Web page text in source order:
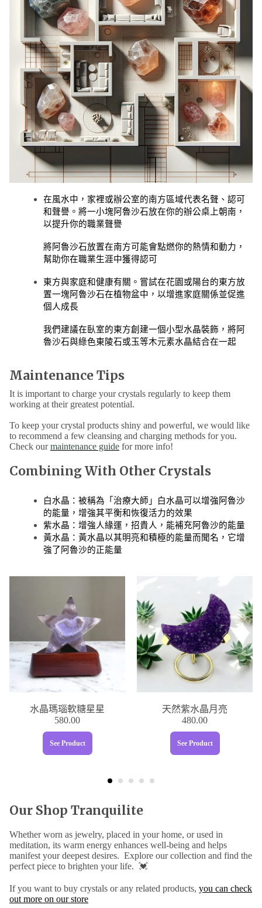
在風水中，家裡或辦公室的南方區域代表名聲、認可
和聲譽。將一小塊阿魯沙石放在你的辦公桌上朝南，
以提升你的職業聲譽
將阿魯沙石放置在南方可能會點燃你的熱情和動力，
幫助你在職業生涯中獲得認可
東方與家庭和健康有關。嘗試在花園或陽台的東方放
置一塊阿魯沙石在植物盆中，以增進家庭關係並促進
個人成長
我們建議在臥室的東方創建一個小型水晶裝飾，將阿
魯沙石與綠色東陵石或玉等木元素水晶結合在一起
Maintenance Tips
It is important to charge your crystals regularly to keep them
working at their greatest potential.
To keep your crystal products shiny and powerful, we would like
to recommend a few cleansing and charging methods for you.
Check our maintenance guide for more info!
Combining With Other Crystals
白水晶：被稱為「治療大師」白水晶可以增強阿魯沙
的能量，增強其平衡和恢復活力的效果
紫水晶：增強人緣運，招貴人，能補充阿魯沙的能量
黃水晶：黃水晶以其明亮和積極的能量而聞名，它增
強了阿魯沙的正能量
水晶瑪瑙軟糖星星
580.00
See Product
天然紫水晶月亮
480.00
See Product
Our Shop Tranquilite
Whether worn as jewelry, placed in your home, or used in
meditation, its warm energy enhances well-being and helps
manifest your deepest desires. Explore our collection and find the
perfect piece to brighten your life. 💓
If you want to buy crystals or any related products, you can check
out more on our store